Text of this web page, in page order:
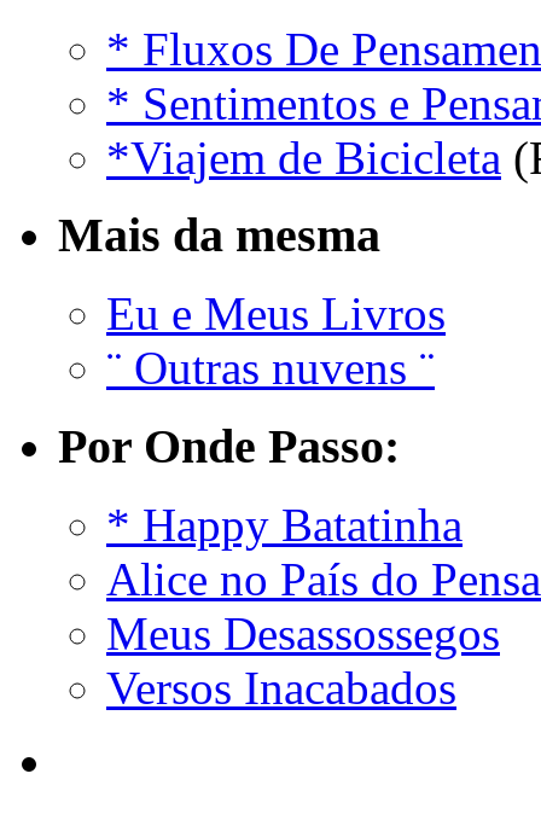
* Fluxos De
* Sentimentos e
*Viajem de Bicicleta
Mais da mesma
Eu e Meus Livros
¨ Outras nuvens ¨
Por Onde Passo:
* Happy Batatinha
Alice no País do
Meus Desassossegos
Versos Inacabados